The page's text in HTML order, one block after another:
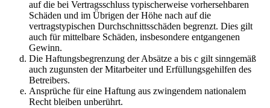
auf die bei Vertragsschluss typischerweise vorhersehbaren
Schäden und im Übrigen der Höhe nach auf die
vertragstypischen Durchschnittsschäden begrenzt. Dies gilt
auch für mittelbare Schäden, insbesondere entgangenen
Gewinn.
Die Haftungsbegrenzung der Absätze a bis c gilt sinngemäß
auch zugunsten der Mitarbeiter und Erfüllungsgehilfen des
Betreibers.
Ansprüche für eine Haftung aus zwingendem nationalem
Recht bleiben unberührt.